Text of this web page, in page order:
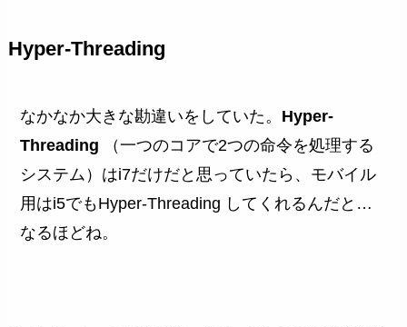
Hyper-Threading
なかなか大きな勘違いをしていた。 Hyper-
Threading （一つのコアで2つの命令を処理する
システム）はi7だけだと思っていたら、モバイル
用はi5でもHyper-Threading してくれるんだと…
なるほどね。